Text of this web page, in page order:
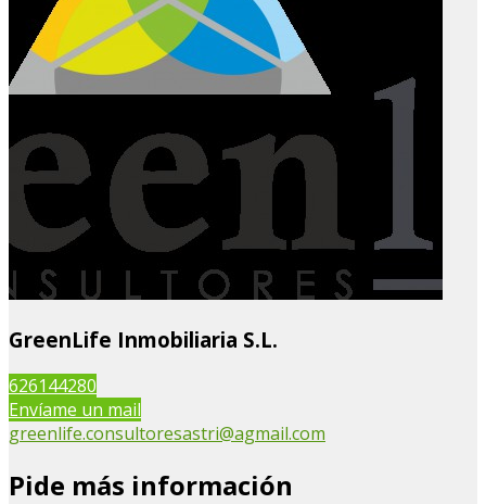
GreenLife Inmobiliaria S.L.
626144280
Envíame un mail
greenlife.consultoresastri@agmail.com
Pide más información